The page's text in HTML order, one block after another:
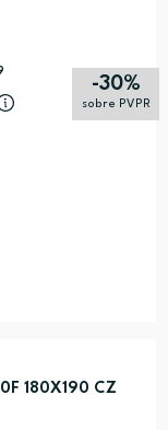
-30%
sobre PVPR
180X190 CZ